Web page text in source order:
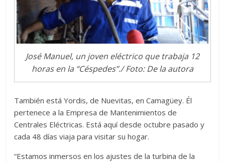
José Manuel, un joven eléctrico que trabaja 12
horas en la “Céspedes”./ Foto: De la autora
También está Yordis, de Nuevitas, en Camagüey. Él
pertenece a la Empresa de Mantenimientos de
Centrales Eléctricas. Está aquí desde octubre pasado y
cada 48 días viaja para visitar su hogar.
“Estamos inmersos en los ajustes de la turbina de la